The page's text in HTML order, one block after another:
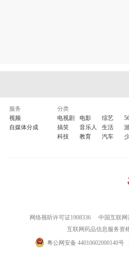
服务
视频
自媒体分成
分类
电视剧
电影 综艺
搞笑
音乐人 生活
科技
教育 汽车
网络视听许可证1908336
中国互联网
互联网药品信息服务资
粤公网安备 44010602000140号